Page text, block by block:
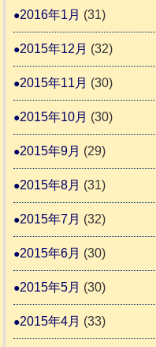
2016年1月 (31)
2015年12月 (32)
2015年11月 (30)
2015年10月 (30)
2015年9月 (29)
2015年8月 (31)
2015年7月 (32)
2015年6月 (30)
2015年5月 (30)
2015年4月 (33)